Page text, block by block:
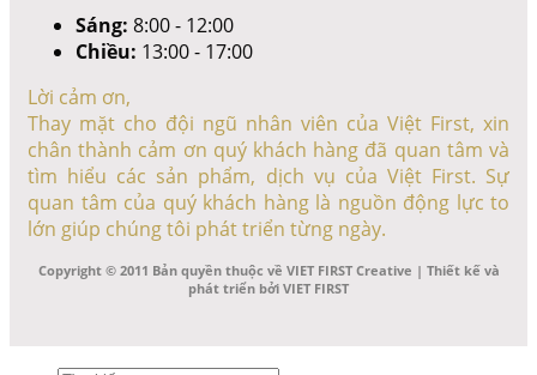
Sáng: 8:00 - 12:00
Chiều: 13:00 - 17:00
Lời cảm ơn,
Thay mặt cho đội ngũ nhân viên của Việt First, xin
chân thành cảm ơn quý khách hàng đã quan tâm và
tìm hiểu các sản phẩm, dịch vụ của Việt First. Sự
quan tâm của quý khách hàng là nguồn động lực to
lớn giúp chúng tôi phát triển từng ngày.
Copyright © 2011 Bản quyền thuộc về VIET FIRST Creative | Thiết kế và
phát triển bởi VIET FIRST